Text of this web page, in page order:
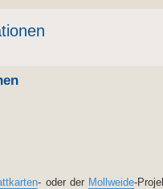
- oder der Mollweide-